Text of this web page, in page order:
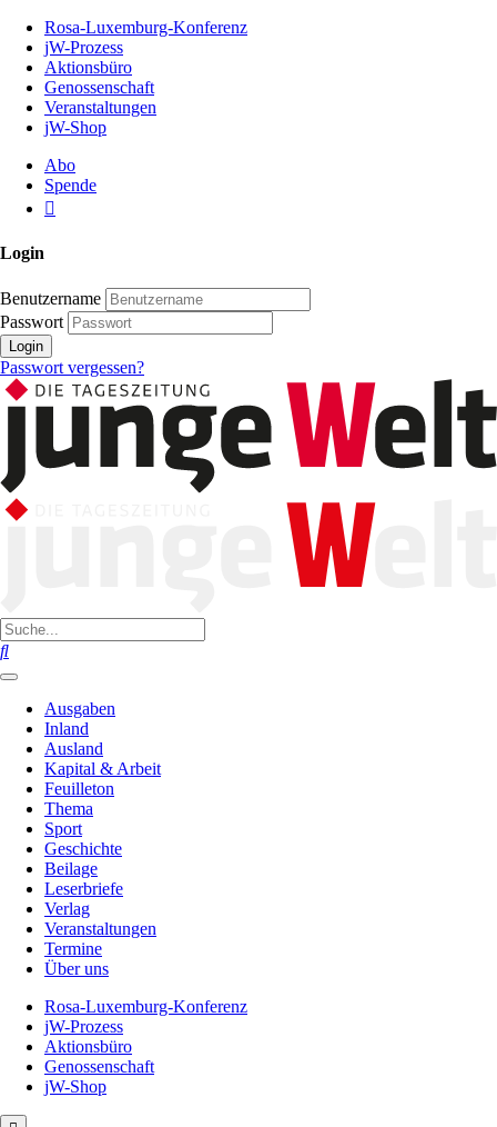
Inhalt
Seite
Rosa-Luxemburg-Konferenz
jW-Prozess
Aktionsbüro
Genossenschaft
Veranstaltungen
jW-Shop
Abo
Spende
Login
Benutzername
Passwort
Login
Passwort vergessen?
Ausgaben
Inland
Ausland
Kapital & Arbeit
Feuilleton
Thema
Sport
Geschichte
Beilage
Leserbriefe
Verlag
Veranstaltungen
Termine
Über uns
Rosa-Luxemburg-Konferenz
jW-Prozess
Aktionsbüro
Genossenschaft
jW-Shop